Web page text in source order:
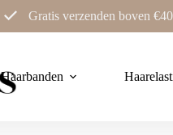
Gratis verzenden boven
Haarbanden